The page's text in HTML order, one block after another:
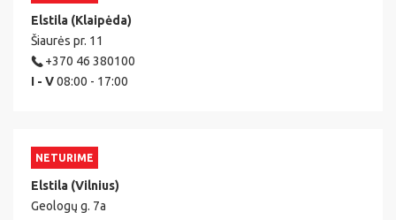
Elstila (Klaipėda)
Šiaurės pr. 11
+370 46 380100
I - V08:00 - 17:00
NETURIME
Elstila (Vilnius)
Geologų g. 7a